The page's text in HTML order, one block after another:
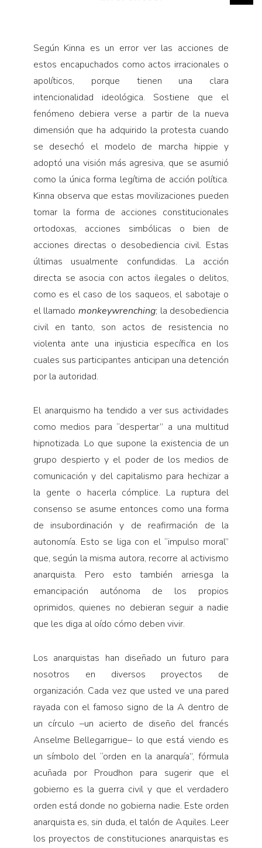
Según Kinna es un error ver las acciones de
estos encapuchados como actos irracionales o
apolíticos, porque tienen una clara
intencionalidad ideológica. Sostiene que el
fenómeno debiera verse a partir de la nueva
dimensión que ha adquirido la protesta cuando
se desechó el modelo de marcha hippie y
adoptó una visión más agresiva, que se asumió
como la única forma legítima de acción política.
Kinna observa que estas movilizaciones pueden
tomar la forma de acciones constitucionales
ortodoxas, acciones simbólicas o bien de
acciones directas o desobediencia civil. Estas
últimas usualmente confundidas. La acción
directa se asocia con actos ilegales o delitos,
como es el caso de los saqueos, el sabotaje o
el llamado monkeywrenching; la desobediencia
civil en tanto, son actos de resistencia no
violenta ante una injusticia específica en los
cuales sus participantes anticipan una detención
por la autoridad.
El anarquismo ha tendido a ver sus actividades
como medios para “despertar” a una multitud
hipnotizada. Lo que supone la existencia de un
grupo despierto y el poder de los medios de
comunicación y del capitalismo para hechizar a
la gente o hacerla cómplice. La ruptura del
consenso se asume entonces como una forma
de insubordinación y de reafirmación de la
autonomía. Esto se liga con el “impulso moral”
que, según la misma autora, recorre al activismo
anarquista. Pero esto también arriesga la
emancipación autónoma de los propios
oprimidos, quienes no debieran seguir a nadie
que les diga al oído cómo deben vivir.
Los anarquistas han diseñado un futuro para
nosotros en diversos proyectos de
organización. Cada vez que usted ve una pared
rayada con el famoso signo de la A dentro de
un círculo –un acierto de diseño del francés
Anselme Bellegarrigue– lo que está viendo es
un símbolo del “orden en la anarquía”, fórmula
acuñada por Proudhon para sugerir que el
gobierno es la guerra civil y que el verdadero
orden está donde no gobierna nadie. Este orden
anarquista es, sin duda, el talón de Aquiles. Leer
los proyectos de constituciones anarquistas es